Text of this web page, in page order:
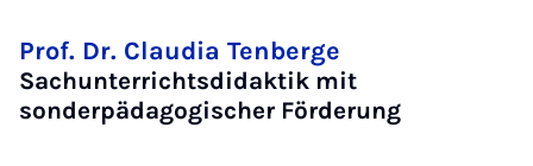
Prof. Dr. Claudia Tenberge
Sachunterrichtsdidaktik mit
sonderpädagogischer Förderung